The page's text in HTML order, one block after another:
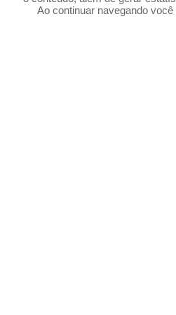
Ao continuar navegando